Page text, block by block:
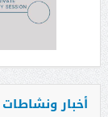
أخبار ونشاطات